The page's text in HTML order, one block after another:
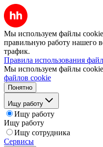
Мы используем файлы
правильную работу нашего
трафик.
Правила использования
Мы используем файлы
файлов cookie
Понятно
Ищу работу
Ищу работу
Ищу работу
Ищу сотрудника
Сервисы